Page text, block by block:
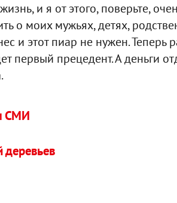
и я от этого, поверьте,
о моих мужьях, детях,
и этот пиар не нужен. Теперь
первый прецедент. А деньги
СМИ
деревьев